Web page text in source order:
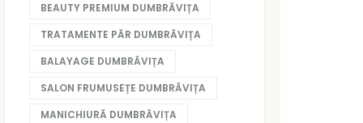
BEAUTY PREMIUM DUMBRĂVIȚA
TRATAMENTE PĂR DUMBRĂVIȚA
BALAYAGE DUMBRĂVIȚA
SALON FRUMUSEȚE DUMBRĂVIȚA
MANICHIURĂ DUMBRĂVIȚA